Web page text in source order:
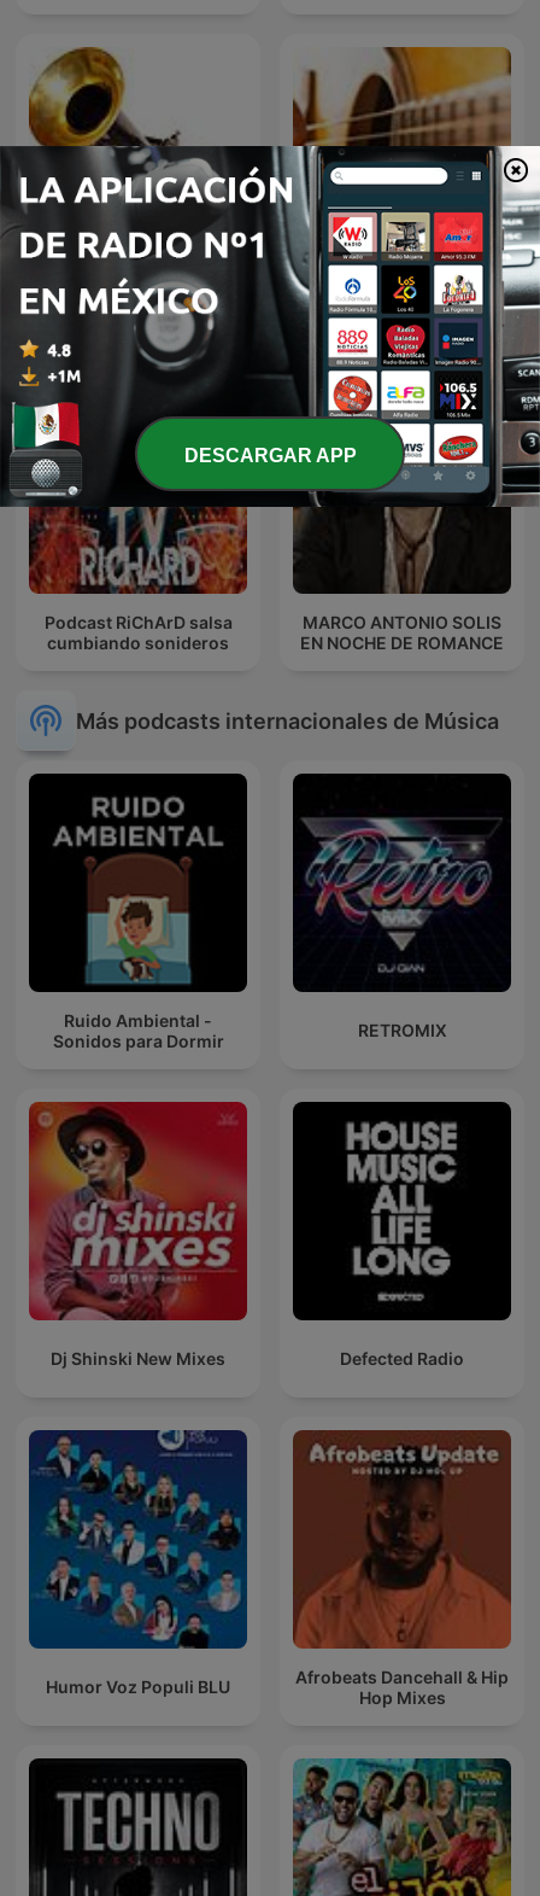
El fonógrafo una
revolución en el sonido
BOLEROS Y TRIOS
ROMANTICOS
Podcast RiChArD salsa
cumbiando sonideros
MARCO ANTONIO SOLIS
EN NOCHE DE ROMANCE
Más podcasts internacionales de Música
Ruido Ambiental -
Sonidos para Dormir
RETROMIX
Dj Shinski New Mixes Defected Radio
Humor Voz Populi BLU
Afrobeats Dancehall & Hip
Hop Mixes
DESCARGAR APP